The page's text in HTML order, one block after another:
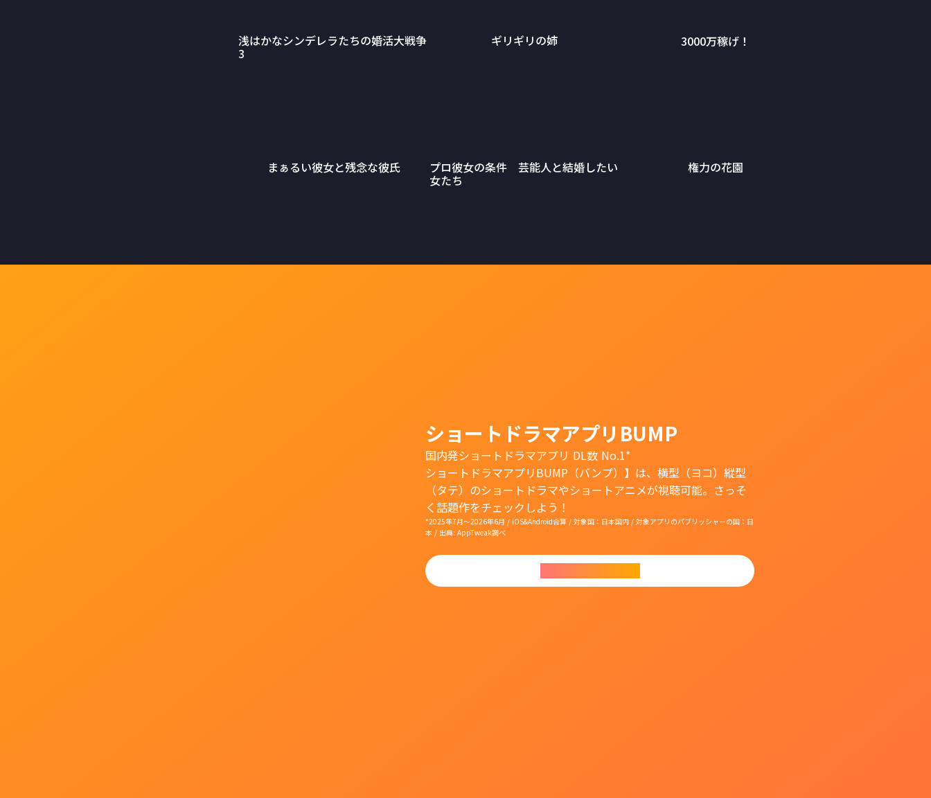
浅はかなシンデレラたちの婚活大戦争
3
ギリギリの姉 3000万稼げ！
まぁるい彼女と残念な彼氏 プロ彼女の条件 芸能人と結婚したい
女たち
権力の花園
ショートドラマアプリBUMP
国内発ショートドラマアプリ DL数 No.1*
ショートドラマアプリBUMP（バンプ）】は、横型（ヨコ）縦型
（タテ）のショートドラマやショートアニメが視聴可能。さっそ
く話題作をチェックしよう！
*2025年7月〜2026年6月 / iOS&Android合算 / 対象国：日本国内 / 対象アプリのパブリッシャーの国：日
本 / 出典: AppTweak調べ